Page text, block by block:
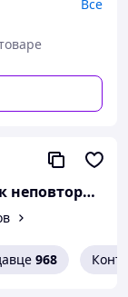
Все
"STILYAZHKA" - твой путь к неповторимому стилю!
968